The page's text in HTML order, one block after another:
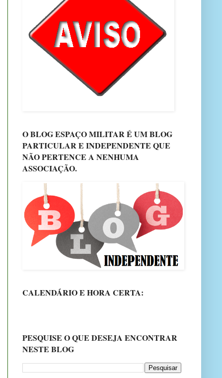
O BLOG ESPAÇO MILITAR É UM BLOG
PARTICULAR E INDEPENDENTE QUE
NÃO PERTENCE A NENHUMA
ASSOCIAÇÃO.
CALENDÁRIO E HORA CERTA:
PESQUISE O QUE DESEJA ENCONTRAR
NESTE BLOG